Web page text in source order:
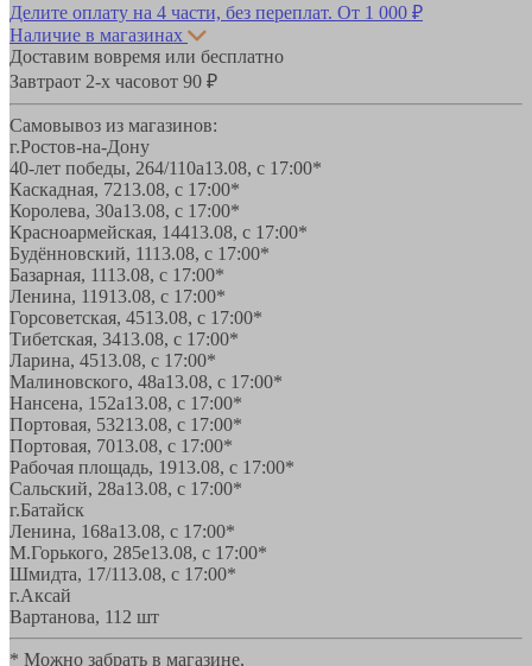
Делите оплату на 4 части, без переплат. От 1 000 ₽
Наличие в магазинах
Доставим вовремя или бесплатно
Завтраот 2-х часовот 90 ₽
Самовывоз из магазинов:
г.Ростов-на-Дону
40-лет победы, 264/110а13.08, с 17:00*
Каскадная, 7213.08, с 17:00*
Королева, 30а13.08, с 17:00*
Красноармейская, 14413.08, с 17:00*
Будённовский, 1113.08, с 17:00*
Базарная, 1113.08, с 17:00*
Ленина, 11913.08, с 17:00*
Горсоветская, 4513.08, с 17:00*
Тибетская, 3413.08, с 17:00*
Ларина, 4513.08, с 17:00*
Малиновского, 48а13.08, с 17:00*
Нансена, 152а13.08, с 17:00*
Портовая, 53213.08, с 17:00*
Портовая, 7013.08, с 17:00*
Рабочая площадь, 1913.08, с 17:00*
Сальский, 28a13.08, с 17:00*
г.Батайск
Ленина, 168а13.08, с 17:00*
М.Горького, 285е13.08, с 17:00*
Шмидта, 17/113.08, с 17:00*
г.Аксай
Вартанова, 11 2 шт
* Можно забрать в магазине,